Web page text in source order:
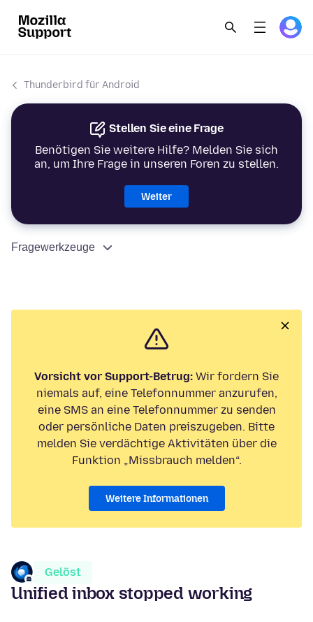
Thunderbird für Android
Stellen Sie eine Frage
Benötigen Sie weitere Hilfe? Melden Sie sich
an, um Ihre Frage in unseren Foren zu stellen.
Weiter
Fragewerkzeuge
Vorsicht vor Support-Betrug: Wir fordern Sie
niemals auf, eine Telefonnummer anzurufen,
eine SMS an eine Telefonnummer zu senden
oder persönliche Daten preiszugeben. Bitte
melden Sie verdächtige Aktivitäten über die
Funktion „Missbrauch melden“.
Weitere Informationen
Gelöst
Unified inbox stopped working